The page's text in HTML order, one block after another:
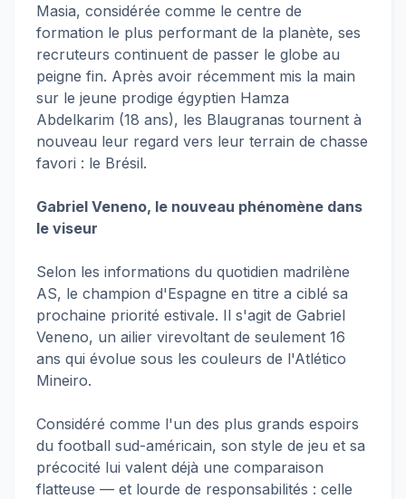
Masia, considérée comme le centre de
formation le plus performant de la planète, ses
recruteurs continuent de passer le globe au
peigne fin. Après avoir récemment mis la main
sur le jeune prodige égyptien Hamza
Abdelkarim (18 ans), les Blaugranas tournent à
nouveau leur regard vers leur terrain de chasse
favori : le Brésil.
Gabriel Veneno, le nouveau phénomène dans
le viseur
Selon les informations du quotidien madrilène
AS, le champion d'Espagne en titre a ciblé sa
prochaine priorité estivale. Il s'agit de Gabriel
Veneno, un ailier virevoltant de seulement 16
ans qui évolue sous les couleurs de l'Atlético
Mineiro.
Considéré comme l'un des plus grands espoirs
du football sud-américain, son style de jeu et sa
précocité lui valent déjà une comparaison
flatteuse — et lourde de responsabilités : celle